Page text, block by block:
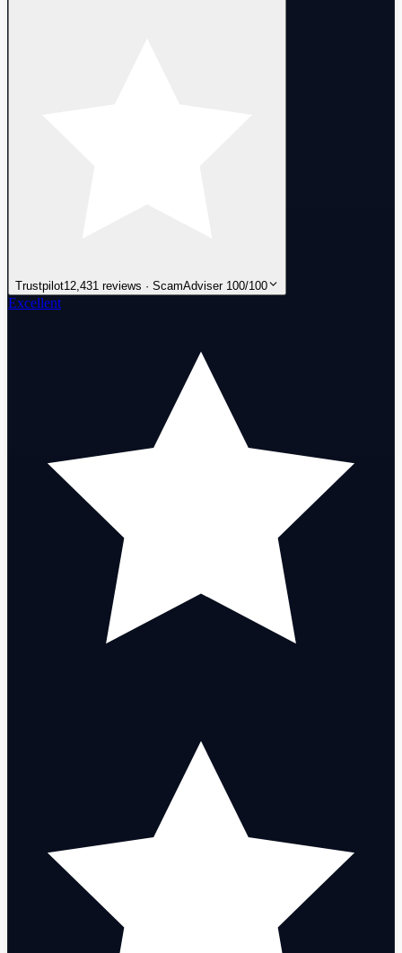
Trustpilot12,431 reviews · ScamAdviser 100/100
Excellent